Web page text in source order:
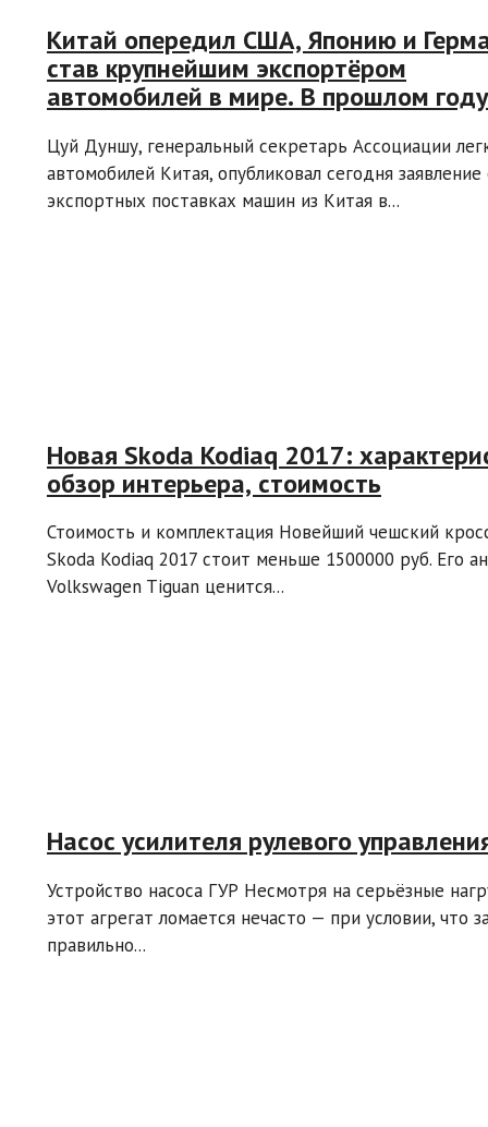
Китай опередил США, Японию и
став крупнейшим экспортёром
автомобилей в мире. В прошлом году
Цуй Дуншу, генеральный секретарь Ассоциации
автомобилей Китая, опубликовал сегодня заявление
экспортных поставках машин из Китая в...
Новая Skoda Kodiaq 2017:
обзор интерьера, стоимость
Стоимость и комплектация Новейший чешский
Skoda Kodiaq 2017 стоит меньше 1500000 руб. Его
Volkswagen Tiguan ценится...
Насос усилителя рулевого
Устройство насоса ГУР Несмотря на серьёзные
этот агрегат ломается нечасто — при условии, что
правильно...